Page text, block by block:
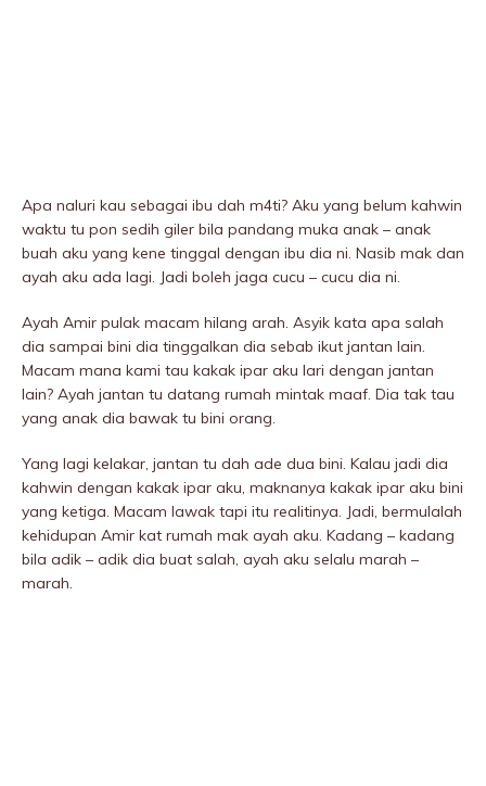
Apa naluri kau sebagai ibu dah m4ti? Aku yang belum kahwin
waktu tu pon sedih giIer bila pandang muka anak – anak
buah aku yang kene tinggal dengan ibu dia ni. Nasib mak dan
ayah aku ada lagi. Jadi boleh jaga cucu – cucu dia ni.
Ayah Amir pulak macam hilang arah. Asyik kata apa salah
dia sampai bini dia tinggalkan dia sebab ikut jantan lain.
Macam mana kami tau kakak ipar aku lari dengan jantan
lain? Ayah jantan tu datang rumah mintak maaf. Dia tak tau
yang anak dia bawak tu bini orang.
Yang lagi kelakar, jantan tu dah ade dua bini. Kalau jadi dia
kahwin dengan kakak ipar aku, maknanya kakak ipar aku bini
yang ketiga. Macam lawak tapi itu realitinya. Jadi, bermulalah
kehidupan Amir kat rumah mak ayah aku. Kadang – kadang
bila adik – adik dia buat salah, ayah aku selalu marah –
marah.